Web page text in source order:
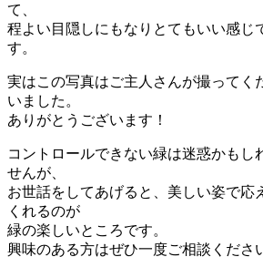
て、
程よい目隠しにもなりとてもいい感じ
す。
実はこの写真はご主人さんが撮ってく
いました。
ありがとうございます！
コントロールできない緑は迷惑かもし
せんが、
お世話をしてあげると、美しい姿で応
くれるのが
緑の楽しいところです。
興味のある方はぜひ一度ご相談くださ